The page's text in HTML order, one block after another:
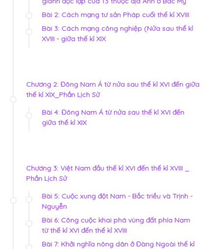
Bài 2: Cách mạng tư sản Pháp cuối thế kỉ XVIII
Bài 3: Cách mạng công nghiệp (Nửa sau thể kỉ
XVIII - giữa thế kỉ XIX
Chương 2: Đông Nam Á từ nửa sau thế kỉ XVI đến giữa
thế kỉ XIX_Phần Lịch Sử
Bài 4: Đông Nam Á từ nửa sau thế kỉ XVI đến
giữa thế kỉ XIX
Chương 3: Việt Nam đầu thế kỉ XVI đến thế kỉ XVIII _
Phần Lịch Sử
Bài 5: Cuộc xung đột Nam - Bắc triều và Trịnh -
Nguyễn
Bài 6: Công cuộc khai phá vùng đất phía Nam
từ thế kỉ XVI đến thế kỉ XVIII
Bài 7: Khởi nghĩa nông dân ở Đàng Ngoài thế kỉ